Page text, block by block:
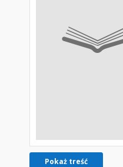
Pokaż treść